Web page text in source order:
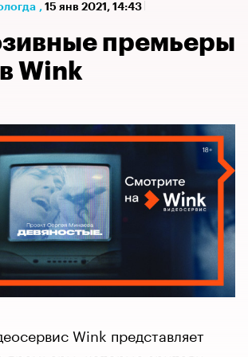
, 15 янв 2021, 14:43
премьеры
Wink
Wink представляет